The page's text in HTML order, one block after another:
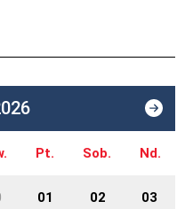
Pt. Sob. Nd.
01 02 03